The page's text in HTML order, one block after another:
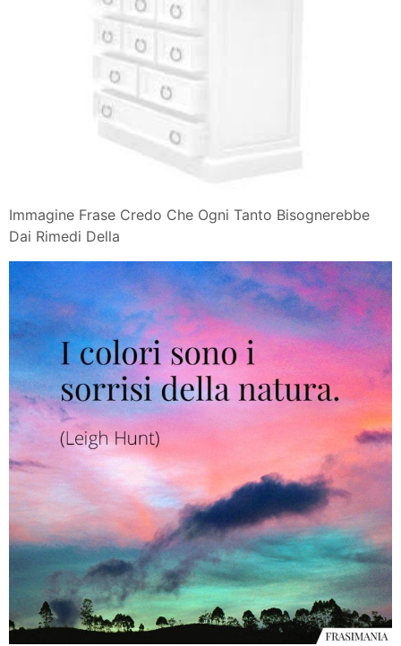
Immagine Frase Credo Che Ogni Tanto Bisognerebbe
Dai Rimedi Della